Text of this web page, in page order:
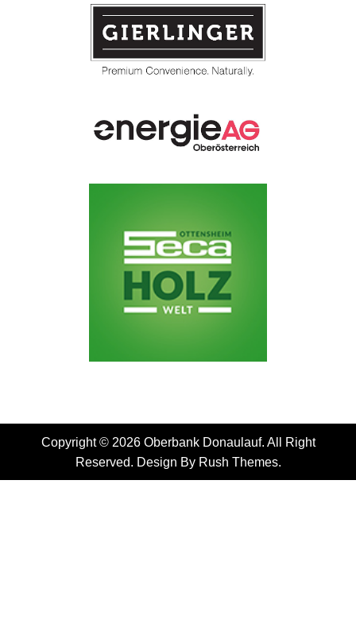
Copyright © 2026 Oberbank Donaulauf. All Right
Reserved. Design By Rush Themes.